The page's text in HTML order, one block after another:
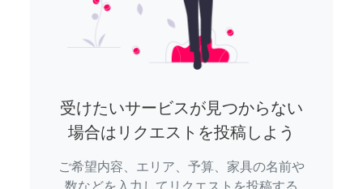
受けたいサービスが見つからない
場合はリクエストを投稿しよう
ご希望内容、エリア、予算、家具の名前や